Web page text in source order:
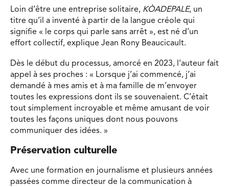
Loin d’être une entreprise solitaire, KÒADEPALE, un
titre qu’il a inventé à partir de la langue créole qui
signifie « le corps qui parle sans arrêt », est né d’un
effort collectif, explique Jean Rony Beaucicault.
Dès le début du processus, amorcé en 2023, l’auteur fait
appel à ses proches : « Lorsque j’ai commencé, j’ai
demandé à mes amis et à ma famille de m’envoyer
toutes les expressions dont ils se souvenaient. C’était
tout simplement incroyable et même amusant de voir
toutes les façons uniques dont nous pouvons
communiquer des idées. »
Préservation culturelle
Avec une formation en journalisme et plusieurs années
passées comme directeur de la communication à